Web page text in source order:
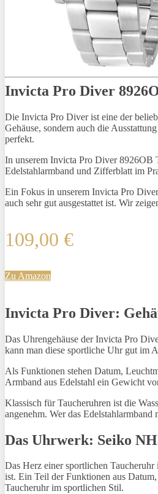
Invicta Pro Diver
Die Invicta Pro Diver ist eine der
Gehäuse, sondern auch die
perfekt.
In unserem Invicta Pro Diver 8926OB
Edelstahlarmband und Zifferblatt im
Ein Fokus in unserem Invicta Pro
auch sehr gut ausgestattet ist. Wir
109,00 €
Zu Amazon
Invicta Pro Diver:
Das Uhrengehäuse der Invicta Pro
kann man diese sportliche Uhr gut im
Als Funktionen stehen Datum,
Armband aus Edelstahl ein Gewicht
Klassisch für Taucheruhren ist die
angenehm. Wer das
Das Uhrwerk: Seiko
Das Herz einer sportlichen
ist. Ein Teil der Funktionen aus
Taucheruhr im sportlichen Stil.